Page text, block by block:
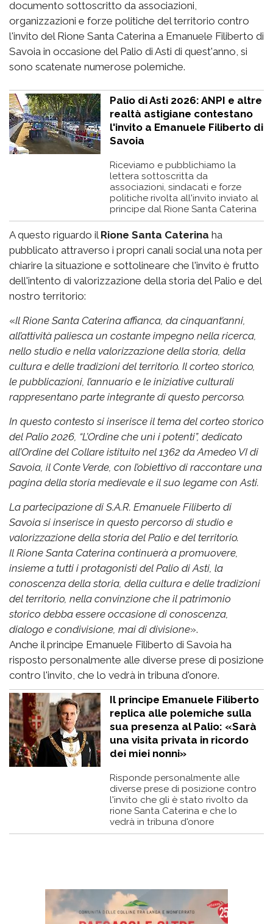
documento sottoscritto da associazioni,
organizzazioni e forze politiche del territorio contro
l'invito del Rione Santa Caterina a Emanuele Filiberto di
Savoia in occasione del Palio di Asti di quest'anno, si
sono scatenate numerose polemiche.
Palio di Asti 2026: ANPI e altre
realtà astigiane contestano
l'invito a Emanuele Filiberto di
Savoia
Riceviamo e pubblichiamo la
lettera sottoscritta da
associazioni, sindacati e forze
politiche rivolta all'invito inviato al
principe dal Rione Santa Caterina
A questo riguardo il Rione Santa Caterina ha
pubblicato attraverso i propri canali social una nota per
chiarire la situazione e sottolineare che l'invito è frutto
dell'intento di valorizzazione della storia del Palio e del
nostro territorio:
«Il Rione Santa Caterina affianca, da cinquant’anni,
all’attività paliesca un costante impegno nella ricerca,
nello studio e nella valorizzazione della storia, della
cultura e delle tradizioni del territorio. Il corteo storico,
le pubblicazioni, l’annuario e le iniziative culturali
rappresentano parte integrante di questo percorso.
In questo contesto si inserisce il tema del corteo storico
del Palio 2026, “L’Ordine che unì i potenti”, dedicato
all’Ordine del Collare istituito nel 1362 da Amedeo VI di
Savoia, il Conte Verde, con l’obiettivo di raccontare una
pagina della storia medievale e il suo legame con Asti.
La partecipazione di S.A.R. Emanuele Filiberto di
Savoia si inserisce in questo percorso di studio e
valorizzazione della storia del Palio e del territorio.
Il Rione Santa Caterina continuerà a promuovere,
insieme a tutti i protagonisti del Palio di Asti, la
conoscenza della storia, della cultura e delle tradizioni
del territorio, nella convinzione che il patrimonio
storico debba essere occasione di conoscenza,
dialogo e condivisione, mai di divisione».
Anche il principe Emanuele Filiberto di Savoia ha
risposto personalmente alle diverse prese di posizione
contro l'invito, che lo vedrà in tribuna d'onore.
Il principe Emanuele Filiberto
replica alle polemiche sulla
sua presenza al Palio: «Sarà
una visita privata in ricordo
dei miei nonni»
Risponde personalmente alle
diverse prese di posizione contro
l'invito che gli è stato rivolto da
rione Santa Caterina e che lo
vedrà in tribuna d'onore